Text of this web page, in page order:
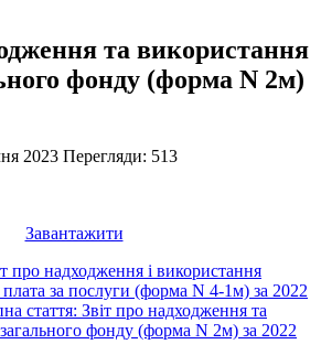
та використання
фонду (форма N 2м)
2023 Перегляди: 513
Завантажити
про надходження і використання
за послуги (форма N 4-1м) за 2022
стаття: Звіт про надходження та
фонду (форма N 2м) за 2022